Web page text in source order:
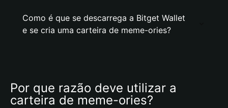
Como é que se descarrega a Bitget Wallet
e se cria uma carteira de meme-ories?
Por que razão deve utilizar a
carteira de meme-ories?